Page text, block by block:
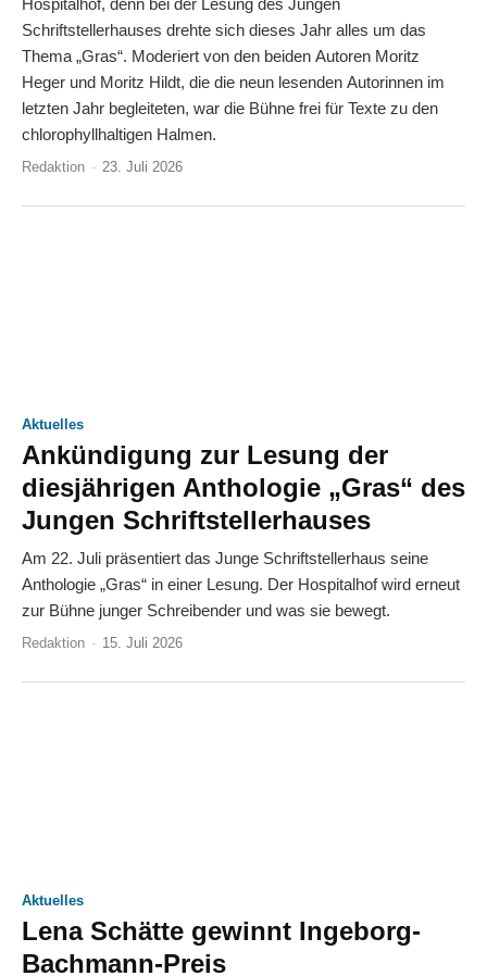
Schriftstellerhauses drehte sich dieses Jahr alles um das
Thema „Gras“. Moderiert von den beiden Autoren Moritz
Heger und Moritz Hildt, die die neun lesenden Autorinnen im
letzten Jahr begleiteten, war die Bühne frei für Texte zu den
chlorophyllhaltigen Halmen.
Redaktion - 23. Juli 2026
Aktuelles
Ankündigung zur Lesung der
diesjährigen Anthologie „Gras“ des
Jungen Schriftstellerhauses
Am 22. Juli präsentiert das Junge Schriftstellerhaus seine
Anthologie „Gras“ in einer Lesung. Der Hospitalhof wird erneut
zur Bühne junger Schreibender und was sie bewegt.
Redaktion - 15. Juli 2026
Aktuelles
Lena Schätte gewinnt Ingeborg-
Bachmann-Preis